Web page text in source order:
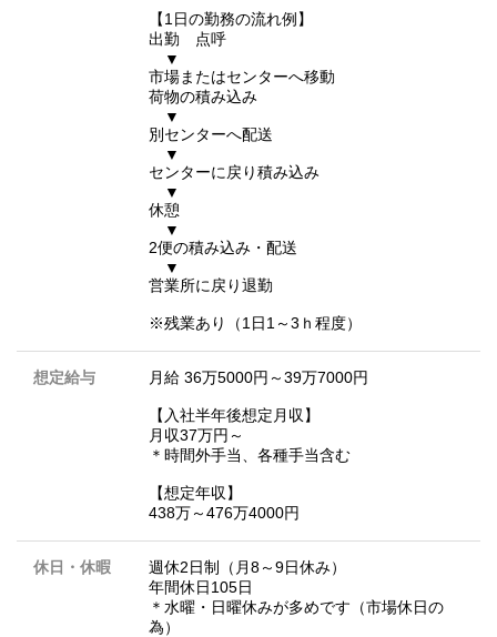
【1日の勤務の流れ例】
出勤 点呼
▼
市場またはセンターへ移動
荷物の積み込み
▼
別センターへ配送
▼
センターに戻り積み込み
▼
休憩
▼
2便の積み込み・配送
▼
営業所に戻り退勤
※残業あり（1日1～3ｈ程度）
想定給与 月給 36万5000円～39万7000円
【入社半年後想定月収】
月収37万円～
＊時間外手当、各種手当含む
【想定年収】
438万～476万4000円
休日・休暇
週休2日制（月8～9日休み）
年間休日105日
＊水曜・日曜休みが多めです（市場休日の
為）